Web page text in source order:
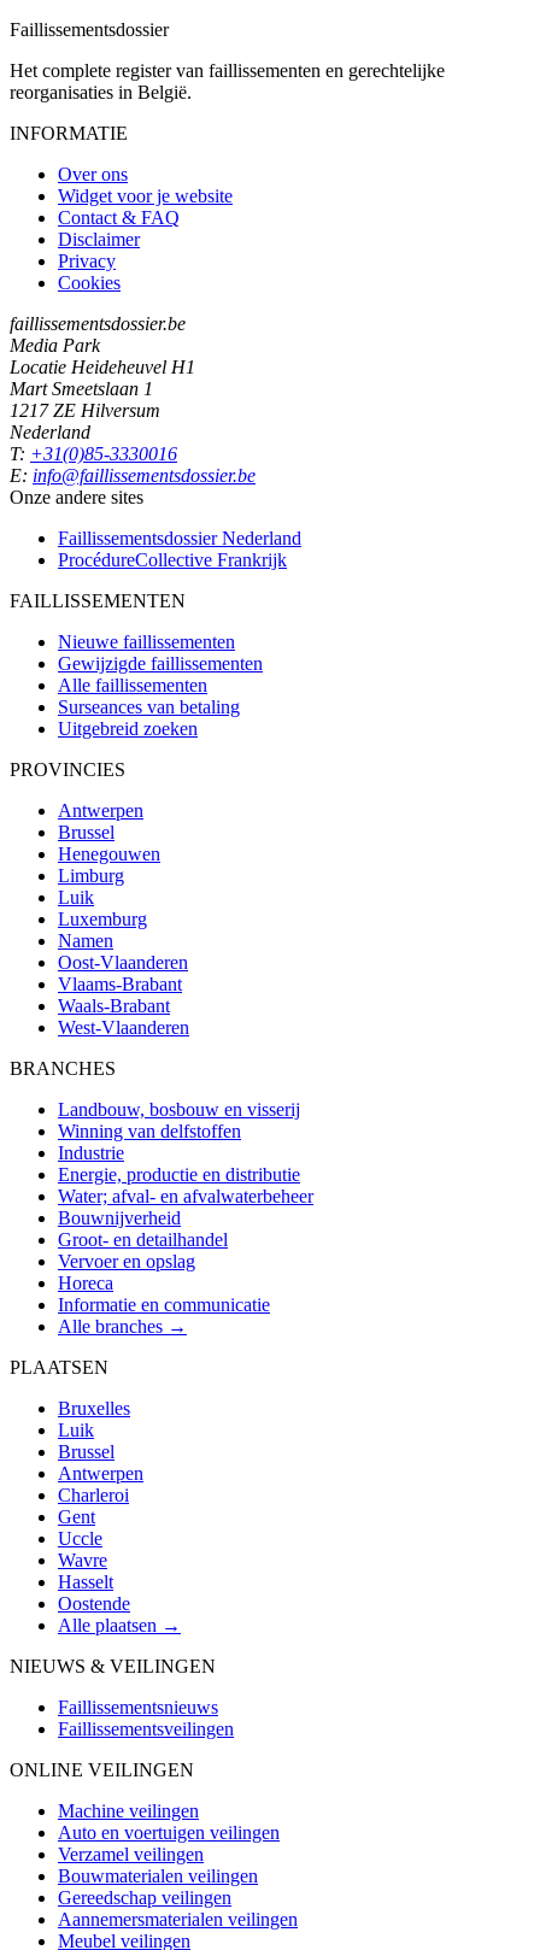
Faillissementsdossier
Het complete register van faillissementen en gerechtelijke
reorganisaties in België.
INFORMATIE
Over ons
Widget voor je website
Contact & FAQ
Disclaimer
Privacy
Cookies
faillissementsdossier.be
Media Park
Locatie Heideheuvel H1
Mart Smeetslaan 1
1217 ZE Hilversum
Nederland
T: +31(0)85-3330016
E: info@faillissementsdossier.be
Onze andere sites
Faillissementsdossier Nederland
ProcédureCollective Frankrijk
FAILLISSEMENTEN
Nieuwe faillissementen
Gewijzigde faillissementen
Alle faillissementen
Surseances van betaling
Uitgebreid zoeken
PROVINCIES
Antwerpen
Brussel
Henegouwen
Limburg
Luik
Luxemburg
Namen
Oost-Vlaanderen
Vlaams-Brabant
Waals-Brabant
West-Vlaanderen
BRANCHES
Landbouw, bosbouw en visserij
Winning van delfstoffen
Industrie
Energie, productie en distributie
Water; afval- en afvalwaterbeheer
Bouwnijverheid
Groot- en detailhandel
Vervoer en opslag
Horeca
Informatie en communicatie
Alle branches →
PLAATSEN
Bruxelles
Luik
Brussel
Antwerpen
Charleroi
Gent
Uccle
Wavre
Hasselt
Oostende
Alle plaatsen →
NIEUWS & VEILINGEN
Faillissementsnieuws
Faillissementsveilingen
ONLINE VEILINGEN
Machine veilingen
Auto en voertuigen veilingen
Verzamel veilingen
Bouwmaterialen veilingen
Gereedschap veilingen
Aannemersmaterialen veilingen
Meubel veilingen